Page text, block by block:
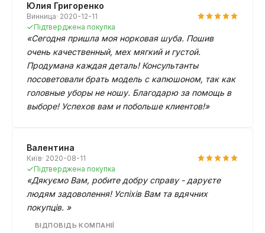
Юлия Григоренко
Винница· 2020-12-11
Підтверджена покупка
«Сегодня пришла моя норковая шуба. Пошив
очень качественный, мех мягкий и густой.
Продумана каждая деталь! Консультанты
посоветовали брать модель с капюшоном, так как
головные уборы не ношу. Благодарю за помощь в
выборе! Успехов вам и побольше клиентов!»
Валентина
Київ· 2020-08-11
Підтверджена покупка
«Дякуємо Вам, робите добру справу - даруєте
людям задоволення! Успіхів Вам та вдячних
покупців. »
ВІДПОВІДЬ КОМПАНІЇ